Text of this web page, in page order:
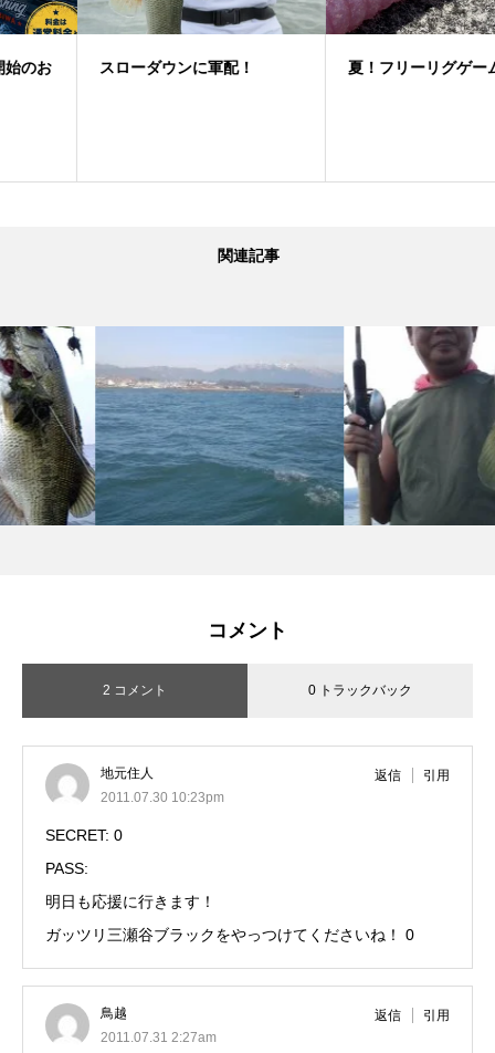
スローダウンに軍配！ 夏！フリーリグゲーム
関連記事
コメント
2 コメント 0 トラックバック
地元住人
2011.07.30 10:23pm
返信 引用
SECRET: 0
PASS:
明日も応援に行きます！
ガッツリ三瀬谷ブラックをやっつけてくださいね！ 0
鳥越
2011.07.31 2:27am
返信 引用